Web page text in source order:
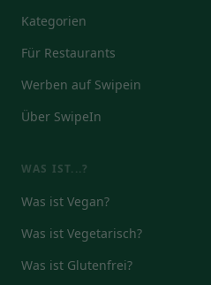
Kategorien
Für Restaurants
Werben auf Swipein
Über SwipeIn
WAS IST...?
Was ist Vegan?
Was ist Vegetarisch?
Was ist Glutenfrei?